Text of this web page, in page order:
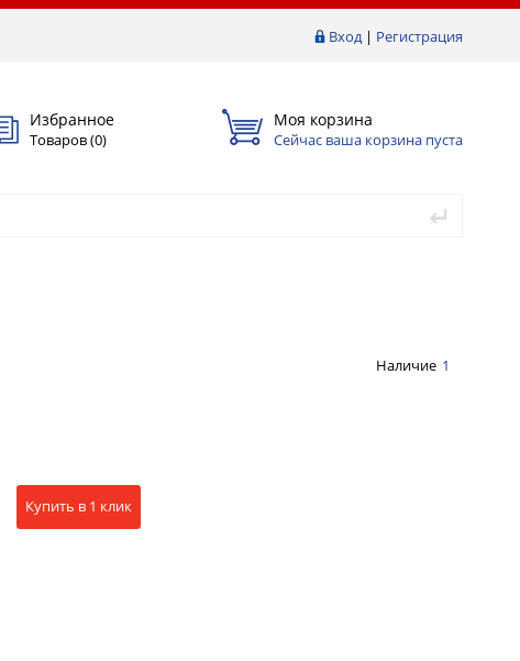
Вход| Регистрация
Избранное
Товаров (0)
Моя корзина
Сейчас ваша корзина пуста
Наличие 1
Купить в 1 клик